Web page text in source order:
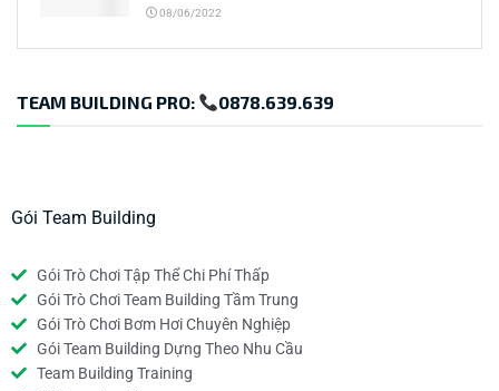
08/06/2022
TEAM BUILDING PRO: 0878.639.639
Gói Team Building
Gói Trò Chơi Tập Thể Chi Phí Thấp
Gói Trò Chơi Team Building Tầm Trung
Gói Trò Chơi Bơm Hơi Chuyên Nghiệp
Gói Team Building Dựng Theo Nhu Cầu
Team Building Training